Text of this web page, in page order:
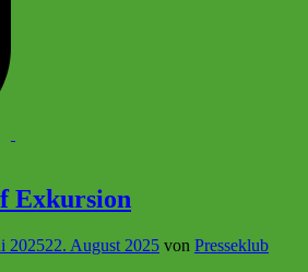
Exkursion
202522. August 2025 von Presseklub